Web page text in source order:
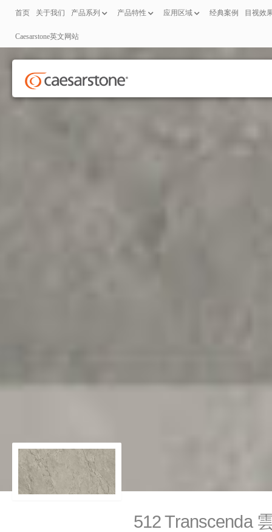
首页 关于我们 产品系列 产品特性 应用区域 经典案例 目视效
Caesarstone英文网站
512 Transcenda